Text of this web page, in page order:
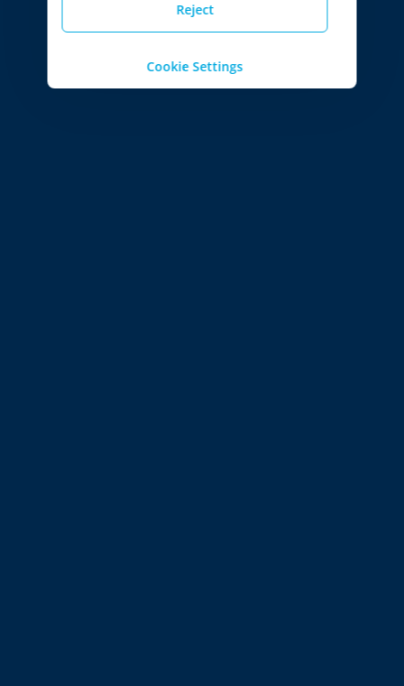
Reject
Cookie Settings